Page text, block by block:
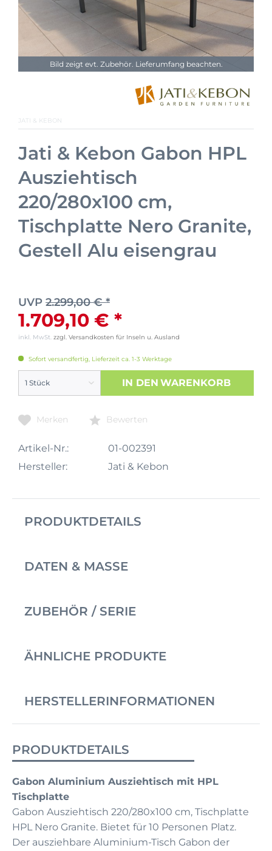
Bild zeigt evt. Zubehör. Lieferumfang beachten.
JATI & KEBON
Jati & Kebon Gabon HPL
Ausziehtisch
220/280x100 cm,
Tischplatte Nero Granite,
Gestell Alu eisengrau
UVP 2.299,00 € *
1.709,10 € *
inkl. MwSt. zzgl. Versandkosten für Inseln u. Ausland
Sofort versandfertig, Lieferzeit ca. 1-3 Werktage
IN DEN WARENKORB
Merken Bewerten
Artikel-Nr.:
01-002391
Hersteller:
Jati & Kebon
PRODUKTDETAILS
DATEN & MASSE
ZUBEHÖR / SERIE
ÄHNLICHE PRODUKTE
HERSTELLERINFORMATIONEN
PRODUKTDETAILS
Gabon Aluminium Ausziehtisch mit HPL
Tischplatte
Gabon Ausziehtisch 220/280x100 cm, Tischplatte
HPL Nero Granite. Bietet für 10 Personen Platz.
Der ausziehbare Aluminium-Tisch Gabon der